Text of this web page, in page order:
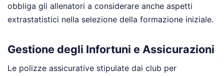
obbliga gli allenatori a considerare anche aspetti
extrastatistici nella selezione della formazione iniziale.
Gestione degli Infortuni e Assicurazioni
Le polizze assicurative stipulate dai club per